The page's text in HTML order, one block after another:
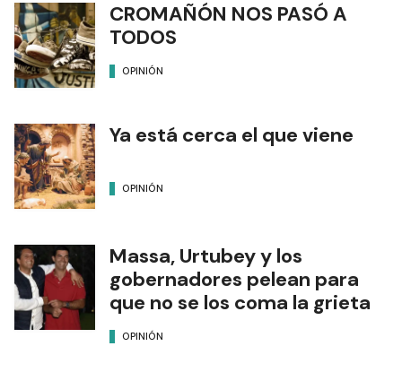
CROMAÑÓN NOS PASÓ A
TODOS
OPINIÓN
Ya está cerca el que viene
OPINIÓN
Massa, Urtubey y los
gobernadores pelean para
que no se los coma la grieta
OPINIÓN